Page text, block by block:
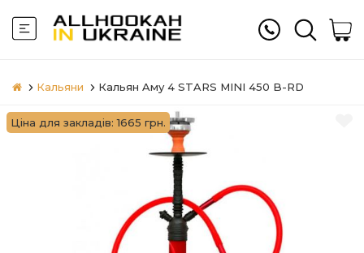
Кальяни Кальян Aму 4 STARS MINI 450 B-RD
Ціна для закладів: 1665 грн.